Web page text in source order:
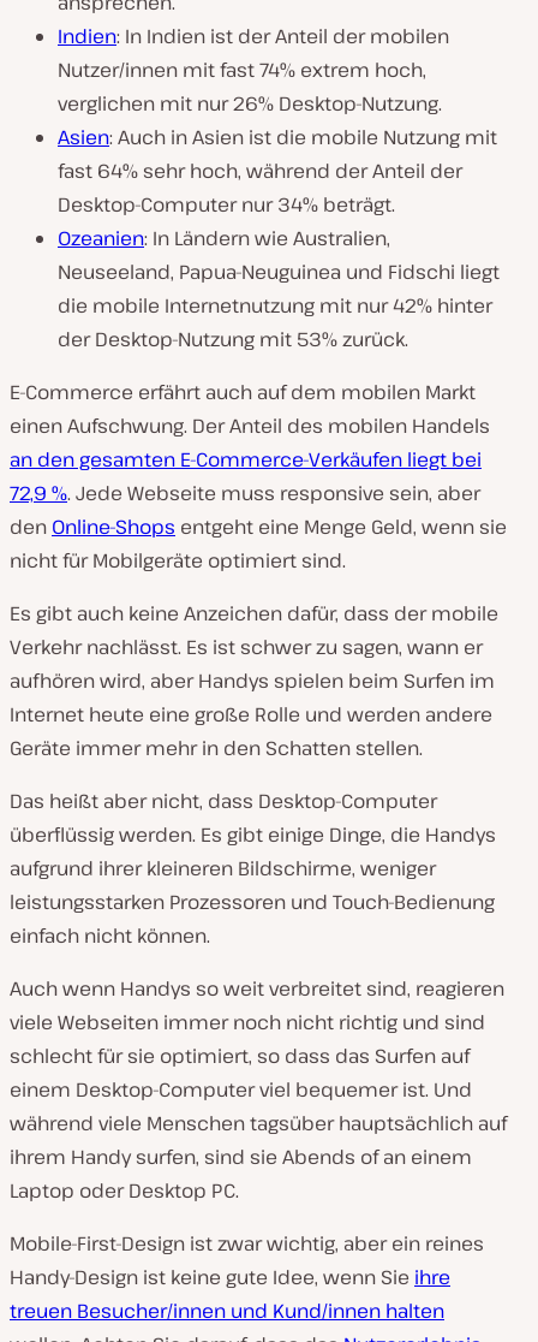
Indien: In Indien ist der Anteil der mobilen
Nutzer/innen mit fast 74% extrem hoch,
verglichen mit nur 26% Desktop-Nutzung.
Asien: Auch in Asien ist die mobile Nutzung mit
fast 64% sehr hoch, während der Anteil der
Desktop-Computer nur 34% beträgt.
Ozeanien: In Ländern wie Australien,
Neuseeland, Papua-Neuguinea und Fidschi liegt
die mobile Internetnutzung mit nur 42% hinter
der Desktop-Nutzung mit 53% zurück.
E-Commerce erfährt auch auf dem mobilen Markt
einen Aufschwung. Der Anteil des mobilen Handels
an den gesamten E-Commerce-Verkäufen liegt bei
72,9 %. Jede Webseite muss responsive sein, aber
den Online-Shops entgeht eine Menge Geld, wenn sie
nicht für Mobilgeräte optimiert sind.
Es gibt auch keine Anzeichen dafür, dass der mobile
Verkehr nachlässt. Es ist schwer zu sagen, wann er
aufhören wird, aber Handys spielen beim Surfen im
Internet heute eine große Rolle und werden andere
Geräte immer mehr in den Schatten stellen.
Das heißt aber nicht, dass Desktop-Computer
überflüssig werden. Es gibt einige Dinge, die Handys
aufgrund ihrer kleineren Bildschirme, weniger
leistungsstarken Prozessoren und Touch-Bedienung
einfach nicht können.
Auch wenn Handys so weit verbreitet sind, reagieren
viele Webseiten immer noch nicht richtig und sind
schlecht für sie optimiert, so dass das Surfen auf
einem Desktop-Computer viel bequemer ist. Und
während viele Menschen tagsüber hauptsächlich auf
ihrem Handy surfen, sind sie Abends of an einem
Laptop oder Desktop PC.
Mobile-First-Design ist zwar wichtig, aber ein reines
Handy-Design ist keine gute Idee, wenn Sie ihre
treuen Besucher/innen und Kund/innen halten